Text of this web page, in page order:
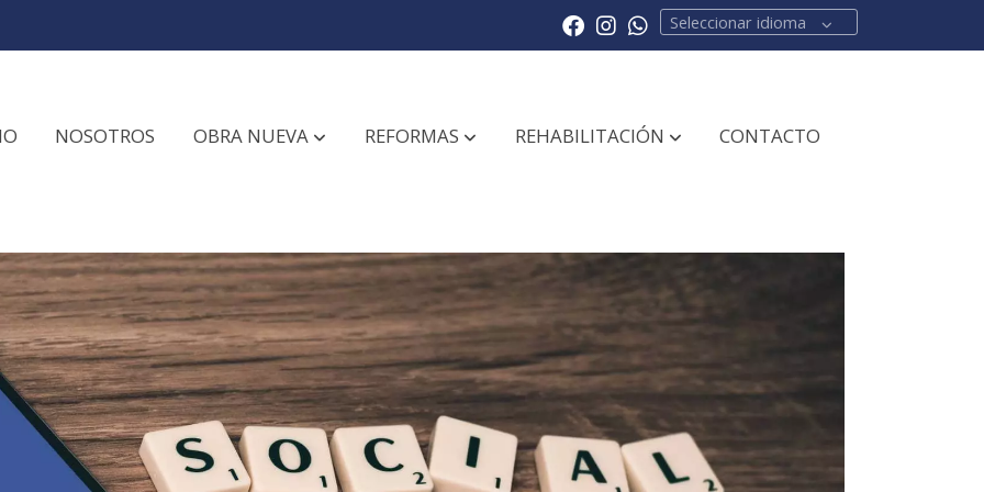
Seleccionar idioma
NOSOTROS OBRA NUEVA REFORMAS REHABILITACIÓN CONTACTO